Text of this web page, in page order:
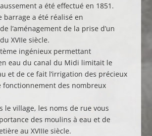
a été effectué en 1851.
barrage a été réalisé en
l’aménagement de la prise d’un
XVIIe siècle.
ingénieux permettant
eau du canal du Midi limitait le
et de ce fait l’irrigation des précieux
fonctionnement des nombreux
le village, les noms de rue vous
des moulins à eau et de
au XVIIIe siècle.